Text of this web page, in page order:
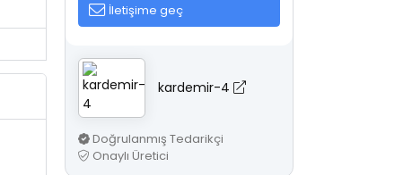
İletişime geç
kardemir-4
Doğrulanmış Tedarikçi
Onaylı Üretici